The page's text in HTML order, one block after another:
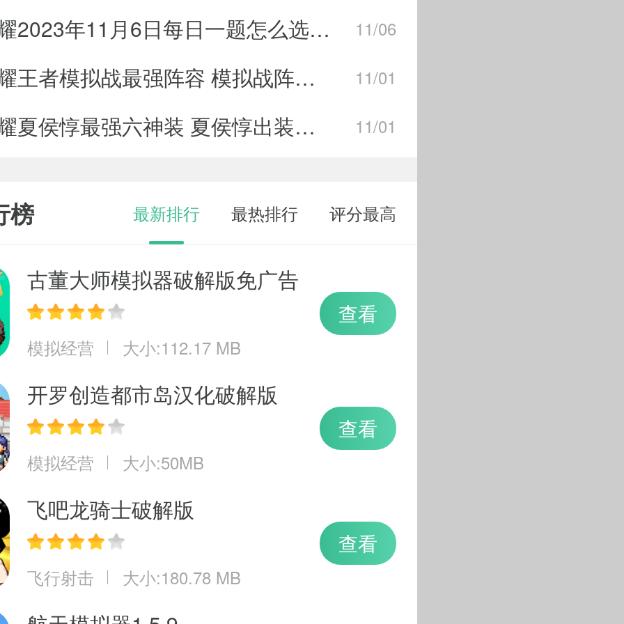
王者荣耀2023年11月6日每日一题怎么选择 王者荣耀2023年11月6日每日一题合集 11/06
王者荣耀王者模拟战最强阵容 模拟战阵容推荐 11/01
王者荣耀夏侯惇最强六神装 夏侯惇出装顺序推荐2023 11/01
榜 最新排行 最热排行 评分最高
古董大师模拟器破解版免广告
模拟经营 大小:112.17 MB
查看
开罗创造都市岛汉化破解版
模拟经营 大小:50MB
查看
飞吧龙骑士破解版
飞行射击 大小:180.78 MB
查看